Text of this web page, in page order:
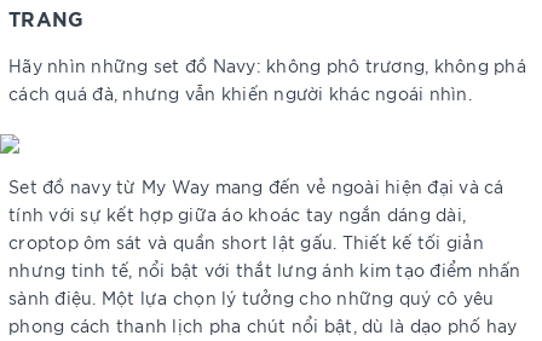
TRANG
Hãy nhìn những set đồ Navy: không phô trương, không phá
cách quá đà, nhưng vẫn khiến người khác ngoái nhìn.
Set đồ navy từ My Way mang đến vẻ ngoài hiện đại và cá
tính với sự kết hợp giữa áo khoác tay ngắn dáng dài,
croptop ôm sát và quần short lật gấu. Thiết kế tối giản
nhưng tinh tế, nổi bật với thắt lưng ánh kim tạo điểm nhấn
sành điệu. Một lựa chọn lý tưởng cho những quý cô yêu
phong cách thanh lịch pha chút nổi bật, dù là dạo phố hay